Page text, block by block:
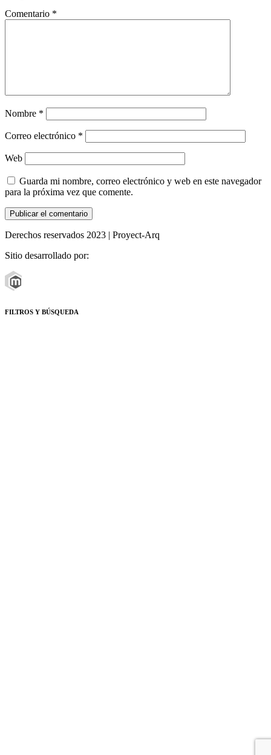
Comentario *
Nombre *
Correo electrónico *
Web
Guarda mi nombre, correo electrónico y web en este navegador
para la próxima vez que comente.
Derechos reservados 2023 | Proyect-Arq
Sitio desarrollado por:
FILTROS Y BÚSQUEDA